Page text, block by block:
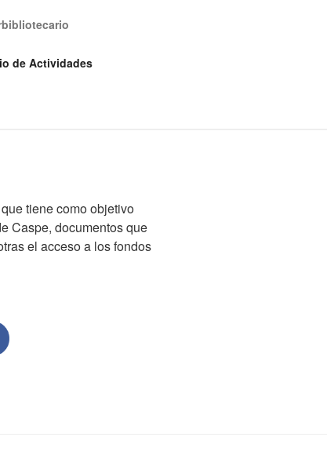
CASPE
de Actividades
tiene como objetivo
Caspe, documentos que
el acceso a los fondos